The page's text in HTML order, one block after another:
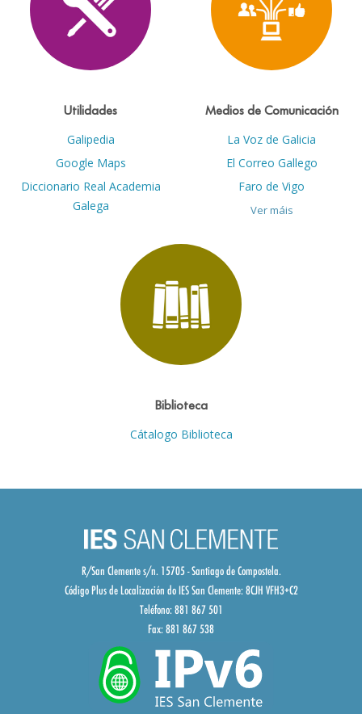
Utilidades
Galipedia
Google Maps
Diccionario Real Academia
Galega
Medios de Comunicación
La Voz de Galicia
El Correo Gallego
Faro de Vigo
Ver máis
Biblioteca
Cátalogo Biblioteca
R/San Clemente s/n. 15705 - Santiago de Compostela.
Código Plus de Localización do IES San Clemente:8CJH VFH3+C2
Teléfono: 881 867 501
Fax: 881 867 538